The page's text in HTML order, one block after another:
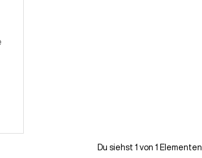
Du siehst 1 von 1 Elementen